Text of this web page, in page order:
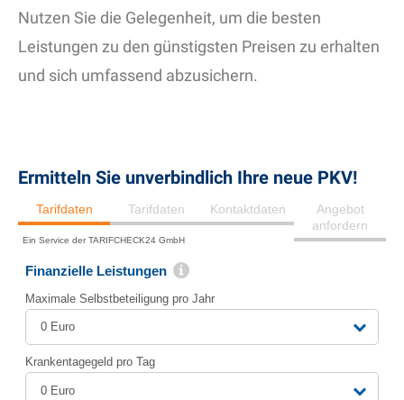
Nutzen Sie die Gelegenheit, um die besten
Leistungen zu den günstigsten Preisen zu erhalten
und sich umfassend abzusichern.
Ermitteln Sie unverbindlich Ihre neue PKV!